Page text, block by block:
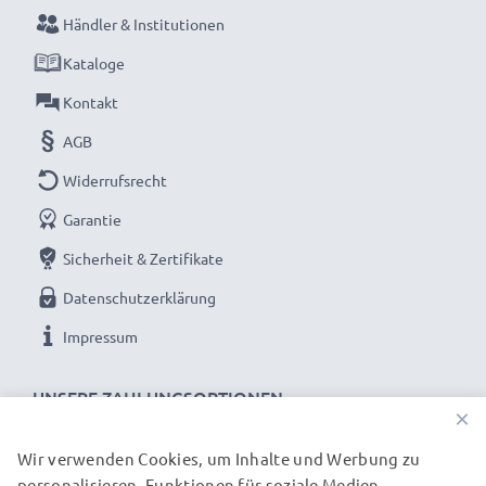
aufladen.
kompakten LCD-Ladegerät von CELLONIC. Jetzt
bestellen mit schneller Lieferung und 3 Jahren
Garantie!
UNSERE ZAHLUNGSOPTIONEN
Händler & Institutionen
Kataloge
Kontakt
AGB
Widerrufsrecht
Garantie
Sicherheit & Zertifikate
Datenschutzerklärung
Impressum
×
Wir verwenden Cookies, um Inhalte und Werbung zu